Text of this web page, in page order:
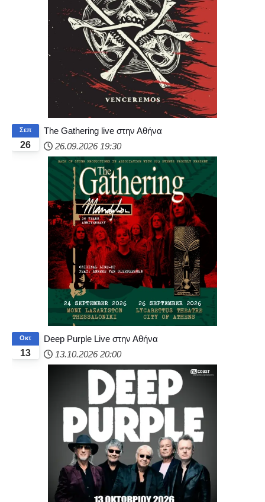
26
Σεπ
The Gathering live στην Αθήνα
26.09.2026 19:30
13
Οκτ
Deep Purple Live στην Αθήνα
13.10.2026 20:00